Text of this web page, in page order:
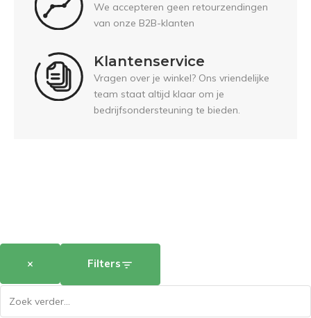
We accepteren geen retourzendingen
van onze B2B-klanten
Klantenservice
Vragen over je winkel? Ons vriendelijke
team staat altijd klaar om je
bedrijfsondersteuning te bieden.
× Filters